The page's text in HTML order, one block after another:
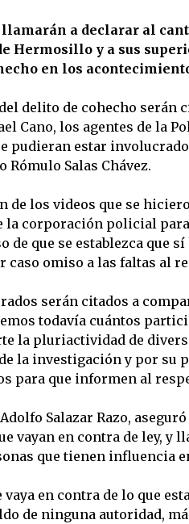
llamarán a declarar al
Hermosillo y a sus
en los
delito de cohecho serán
Cano, los agentes de la
pudieran estar
Rómulo Salas Chávez.
de los videos que se
la corporación policial
de que se establezca que
caso omiso a las faltas al
serán citados a
todavía cuántos
la pluriactividad de
la investigación y por su
para que informen al
Salazar Razo,
vayan en contra de ley, y
que tienen influencia
en contra de lo que
de ninguna autoridad,